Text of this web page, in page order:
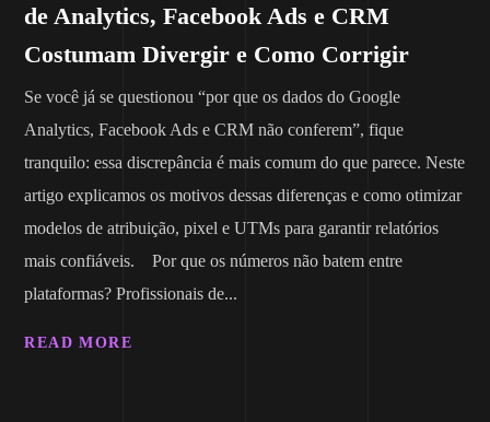
de Analytics, Facebook Ads e CRM
Costumam Divergir e Como Corrigir
Se você já se questionou “por que os dados do Google
Analytics, Facebook Ads e CRM não conferem”, fique
tranquilo: essa discrepância é mais comum do que parece. Neste
artigo explicamos os motivos dessas diferenças e como otimizar
modelos de atribuição, pixel e UTMs para garantir relatórios
mais confiáveis. Por que os números não batem entre
plataformas? Profissionais de...
READ MORE